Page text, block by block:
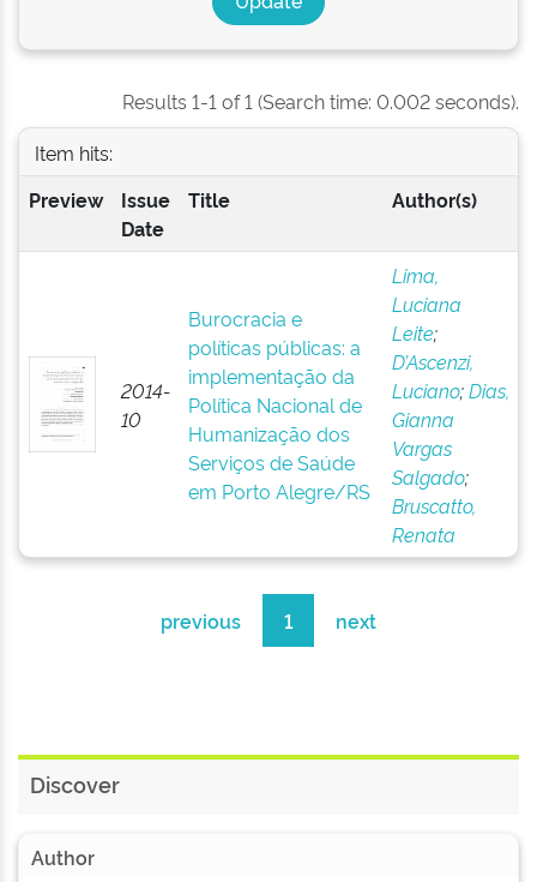
Results 1-1 of 1 (Search time: 0.002 seconds).
Item hits:
Preview
Issue
Date
Title Author(s)
2014-
10
Burocracia e
políticas públicas: a
implementação da
Política Nacional de
Humanização dos
Serviços de Saúde
em Porto Alegre/RS
Lima,
Luciana
Leite;
D’Ascenzi,
Luciano;Dias,
Gianna
Vargas
Salgado;
Bruscatto,
Renata
previous 1 next
Discover
Author